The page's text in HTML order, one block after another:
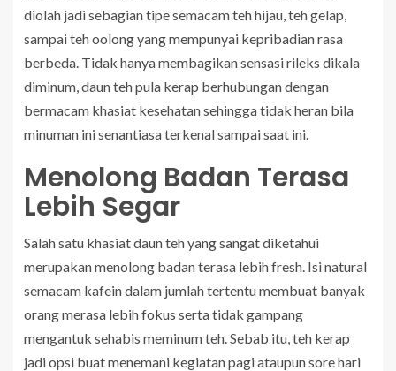
diolah jadi sebagian tipe semacam teh hijau, teh gelap,
sampai teh oolong yang mempunyai kepribadian rasa
berbeda. Tidak hanya membagikan sensasi rileks dikala
diminum, daun teh pula kerap berhubungan dengan
bermacam khasiat kesehatan sehingga tidak heran bila
minuman ini senantiasa terkenal sampai saat ini.
Menolong Badan Terasa
Lebih Segar
Salah satu khasiat daun teh yang sangat diketahui
merupakan menolong badan terasa lebih fresh. Isi natural
semacam kafein dalam jumlah tertentu membuat banyak
orang merasa lebih fokus serta tidak gampang
mengantuk sehabis meminum teh. Sebab itu, teh kerap
jadi opsi buat menemani kegiatan pagi ataupun sore hari